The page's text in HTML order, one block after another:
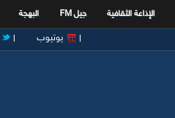
الإذاعة الثقافية جيل FM البهجة
يوتيوب